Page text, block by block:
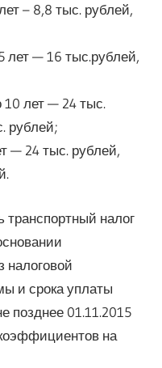
– 8,8 тыс. рублей,
лет — 16 тыс.рублей,
лет — 24 тыс.
рублей;
— 24 тыс. рублей,
транспортный налог
налоговой
и срока уплаты
позднее 01.11.2015
на